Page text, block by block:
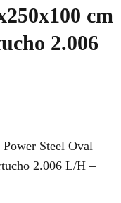
cm
2.006
Steel Oval
2.006 L/H –